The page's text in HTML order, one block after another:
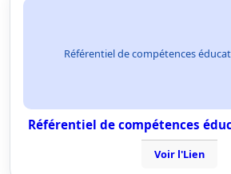
Référentiel de compétences
Référentiel de compétences
Voir l'Lien